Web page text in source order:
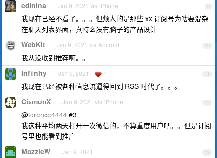
9
edinina Jan 9, 2021 via iPhone
我现在已经不看了。。。但烦人的是那些 xx 订阅号为啥要混杂
在聊天列表界面，真特么没有脑子的产品设计
10
WebKit Jan 9, 2021 via Android
我从没收到推荐啊。。
11
Inf1nity Jan 9, 2021 1
我现在已经被各种信息流逼得回到 RSS 时代了。。。
12
CismonX Jan 9, 2021 via iPhone
@terence4444 #3
我这种平均两天打开一次微信的，不算重度用户吧。。但是订阅
号里也能看到推广
13
MozzieW Jan 9, 2021